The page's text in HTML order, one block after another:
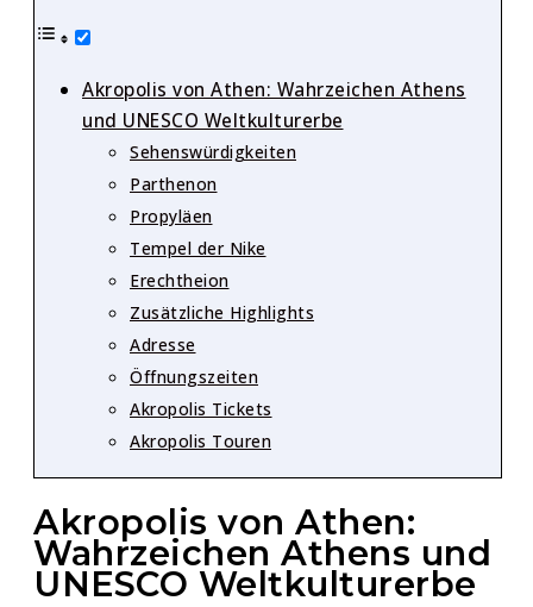
Akropolis von Athen: Wahrzeichen Athens
und UNESCO Weltkulturerbe
Sehenswürdigkeiten
Parthenon
Propyläen
Tempel der Nike
Erechtheion
Zusätzliche Highlights
Adresse
Öffnungszeiten
Akropolis Tickets
Akropolis Touren
Akropolis von Athen:
Wahrzeichen Athens und
UNESCO Weltkulturerbe